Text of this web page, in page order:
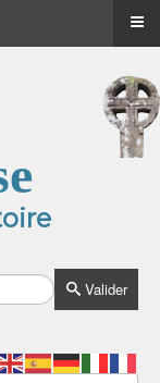
Valider
≡
≡